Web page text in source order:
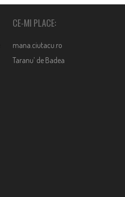
CE-MI PLACE:
mana.ciutacu.ro
Taranu’ de Badea